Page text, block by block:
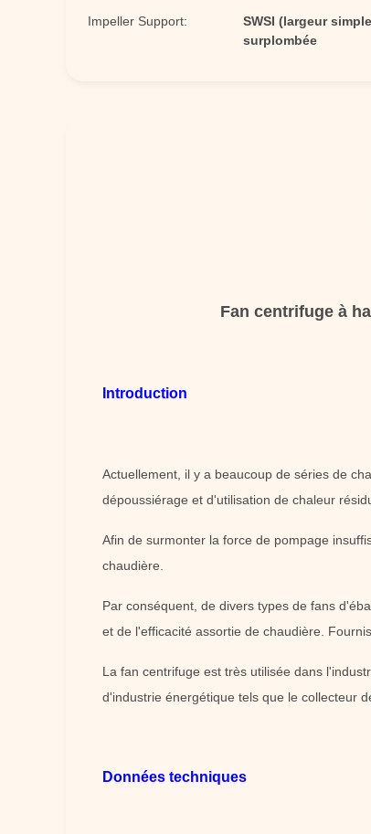
Impeller Support:
SWSI (largeur
surplombée
Fan centrifuge à
Introduction
Actuellement, il y a beaucoup de séries de
dépoussiérage et d'utilisation de chaleur
Afin de surmonter la force de pompage
chaudière.
Par conséquent, de divers types de fans
et de l'efficacité assortie de chaudière.
La fan centrifuge est très utilisée dans
d'industrie énergétique tels que le collecteur
Données techniques